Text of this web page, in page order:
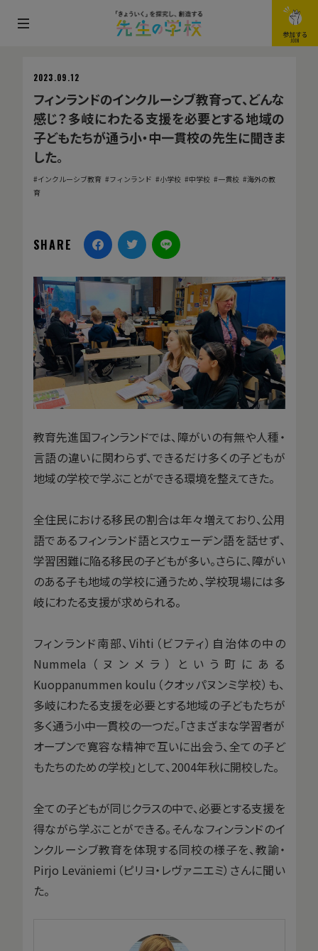
メ
参加する
JOIN
2023.09.12
フィンランドのインクルーシブ教育って、どんな
感じ？多岐にわたる支援を必要とする地域の
子どもたちが通う小・中一貫校の先生に聞きま
した。
インクルーシブ教育 フィンランド 小学校 中学校 一貫校
海外の教
育
SHARE
教育先進国フィンランドでは、障がいの有無や人種・
言語の違いに関わらず、できるだけ多くの子どもが
地域の学校で学ぶことができる環境を整えてきた。
全住民における移民の割合は年々増えており、公用
語であるフィンランド語とスウェーデン語を話せず、
学習困難に陥る移民の子どもが多い。さらに、障がい
のある子も地域の学校に通うため、学校現場には多
岐にわたる支援が求められる。
フィンランド南部、Vihti（ビフティ）自治体の中の
Nummela（ヌンメラ）という町にある
Kuoppanummen koulu（クオッパヌンミ学校）も、
多岐にわたる支援を必要とする地域の子どもたちが
多く通う小中一貫校の一つだ。「さまざまな学習者が
オープンで寛容な精神で互いに出会う、全ての子ど
もたちのための学校」として、2004年秋に開校した。
全ての子どもが同じクラスの中で、必要とする支援を
得ながら学ぶことができる。そんなフィンランドのイ
ンクルーシブ教育を体現する同校の様子を、教諭・
Pirjo Leväniemi（ピリヨ・レヴァニエミ）さんに聞い
た。